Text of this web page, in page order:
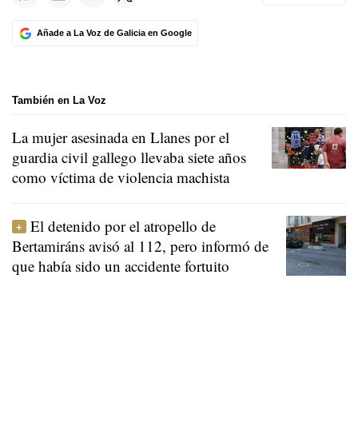
Añade a La Voz de Galicia en Google
También en La Voz
La mujer asesinada en Llanes por el
guardia civil gallego llevaba siete años
como víctima de violencia machista
El detenido por el atropello de
Bertamiráns avisó al 112, pero informó de
que había sido un accidente fortuito